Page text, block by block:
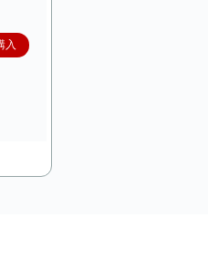
入